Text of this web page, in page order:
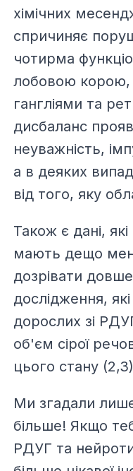
хімічних
спричиняє
чотирма
лобовою корою,
гангліями та
дисбаланс
неуважність,
а в деяких
від того, яку
Також є дані,
мають дещо
дозрівати
дослідження,
дорослих зі
об'єм сірої
цього стану
Ми згадали
більше! Якщо
РДУГ та